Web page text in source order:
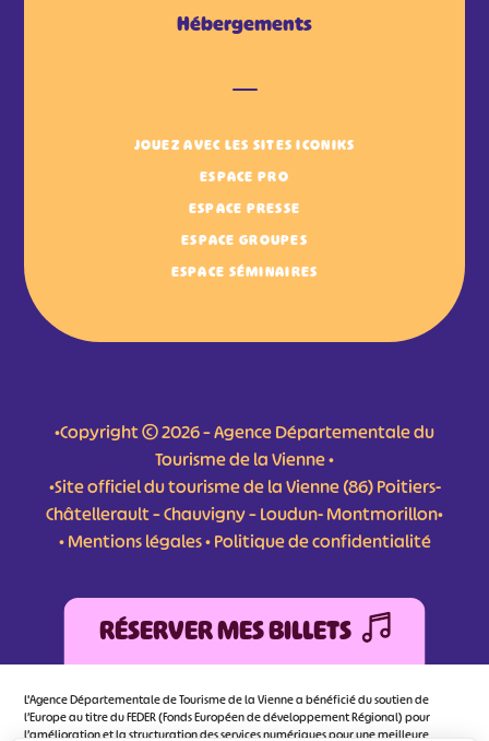
Hébergements
JOUEZ AVEC LES SITES ICONIKS
ESPACE PRO
ESPACE PRESSE
ESPACE GROUPES
ESPACE SÉMINAIRES
•Copyright © 2026 – Agence Départementale du
Tourisme de la Vienne •
•Site officiel du tourisme de la Vienne (86) Poitiers-
Châtellerault – Chauvigny – Loudun- Montmorillon•
•Mentions légales•Politique de confidentialité
RÉSERVER MES BILLETS
L'Agence Départementale de Tourisme de la Vienne a bénéficié du soutien de
l’Europe au titre du FEDER (Fonds Européen de développement Régional) pour
l’amélioration et la structuration des services numériques pour une meilleure